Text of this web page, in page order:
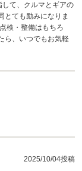
して、クルマとギアの
とても励みになりま
検・整備はもちろ
ら、いつでもお気軽
2025/10/04投稿